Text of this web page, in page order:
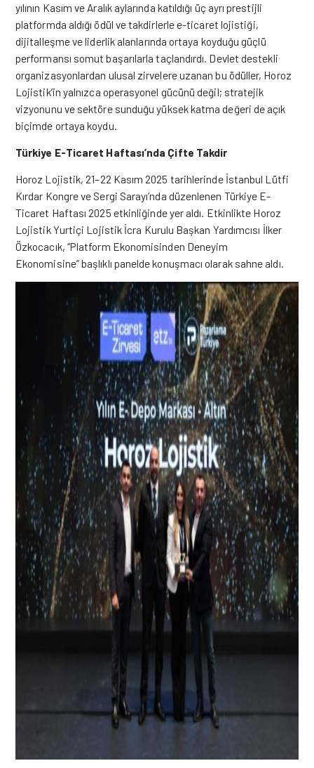
yılının Kasım ve Aralık aylarında katıldığı üç ayrı prestijli
platformda aldığı ödül ve takdirlerle e-ticaret lojistiği,
dijitalleşme ve liderlik alanlarında ortaya koyduğu güçlü
performansı somut başarılarla taçlandırdı. Devlet destekli
organizasyonlardan ulusal zirvelere uzanan bu ödüller, Horoz
Lojistik’in yalnızca operasyonel gücünü değil; stratejik
vizyonunu ve sektöre sunduğu yüksek katma değeri de açık
biçimde ortaya koydu.
Türkiye E-Ticaret Haftası’nda Çifte Takdir
Horoz Lojistik, 21–22 Kasım 2025 tarihlerinde İstanbul Lütfi
Kırdar Kongre ve Sergi Sarayı’nda düzenlenen Türkiye E-
Ticaret Haftası 2025 etkinliğindeyer aldı. Etkinlikte Horoz
Lojistik Yurtiçi Lojistik İcra Kurulu Başkan Yardımcısı İlker
Özkocacık, “Platform Ekonomisinden Deneyim
Ekonomisine” başlıklı panelde konuşmacı olarak sahne aldı.